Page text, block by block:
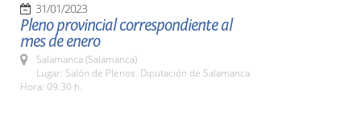
31/01/2023
Pleno provincial correspondiente al
mes de enero
Salamanca (Salamanca)
Lugar: Salón de Plenos. Diputación de Salamanca
Hora: 09:30 h.